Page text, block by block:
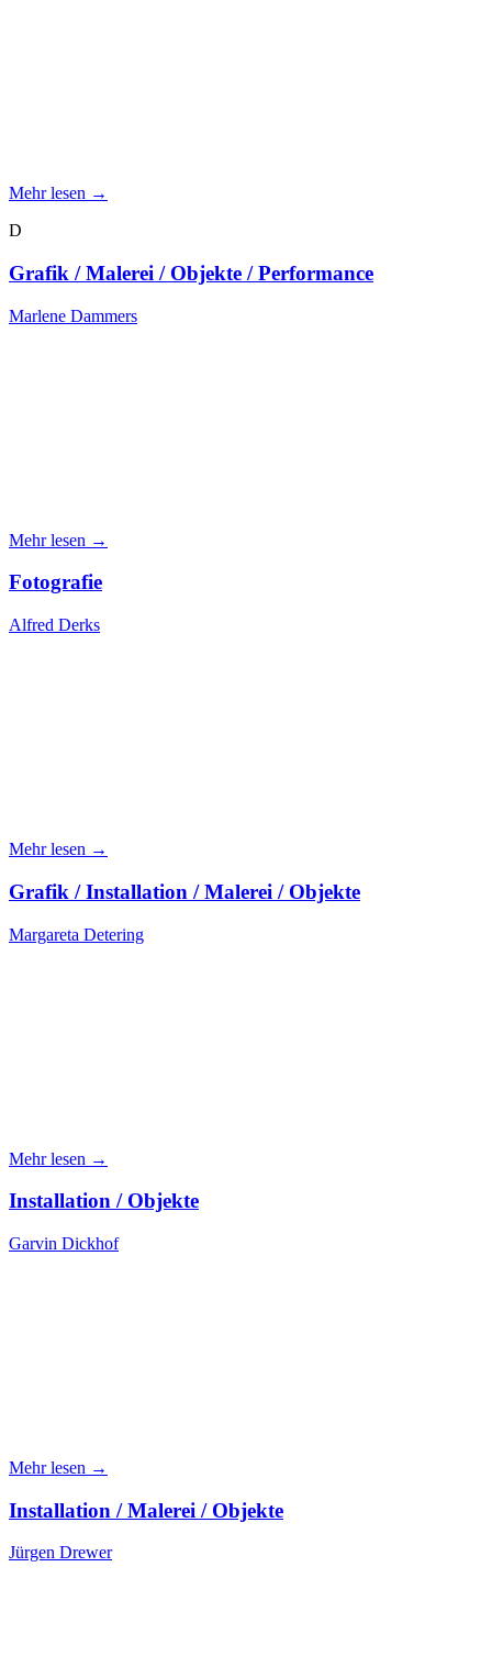
Mehr lesen →
D
Grafik / Malerei / Objekte / Performance
Marlene Dammers
Mehr lesen →
Fotografie
Alfred Derks
Mehr lesen →
Grafik / Installation / Malerei / Objekte
Margareta Detering
Mehr lesen →
Installation / Objekte
Garvin Dickhof
Mehr lesen →
Installation / Malerei / Objekte
Jürgen Drewer